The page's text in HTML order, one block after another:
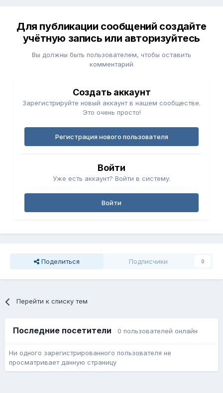
Для публикации сообщений создайте
учётную запись или авторизуйтесь
Вы должны быть пользователем, чтобы оставить
комментарий
Создать аккаунт
Зарегистрируйте новый аккаунт в нашем сообществе.
Это очень просто!
Регистрация нового пользователя
Войти
Уже есть аккаунт? Войти в систему.
Войти
Поделиться Подписчики 0
Перейти к списку тем
Последние посетители 0 пользователей онлайн
Ни одного зарегистрированного пользователя не
просматривает данную страницу